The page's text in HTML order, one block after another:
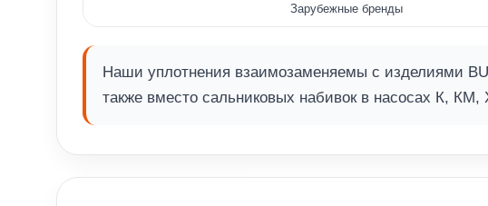
Зарубежные бренды
Наши уплотнения взаимозаменяемы с изделиями
также вместо сальниковых набивок в насосах К,